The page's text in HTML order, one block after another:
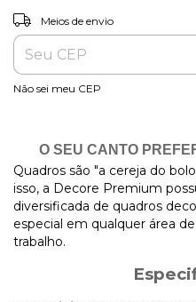
Entregas para o CEP:
Meios de envio
Não sei meu CEP
O SEU CANTO
Quadros são "a cereja do
isso, a Decore Premium
diversificada de quadros
especial em qualquer área
trabalho.